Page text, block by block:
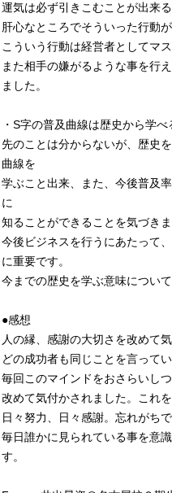
運気は必ず引きこむことが出来る
肝心なところでそういった行動が
こういう行動は経営者としてマ
また相手の嫌がるような事を行
ました。
・S字の普及曲線は歴史から学べ
先のことは分からないが、歴史
曲線を
学ぶこと出来、また、今後普及
に
知ることができることを気づきま
今後ビジネスを行うにあたって
に重要です。
今までの歴史を学ぶ意味につい
●感想
人の縁、感謝の大切さを改めて気
どの成功者も同じことを言って
毎回このマインドをおさらいし
改めて気付かされました。これ
日々努力、日々感謝。忘れがち
毎日誰かに見られている事を意
す。